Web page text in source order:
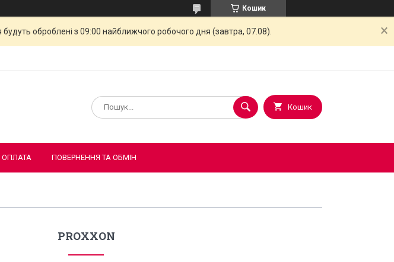
Кошик
оброблені з 09:00 найближчого робочого дня (завтра, 07.08).
Кошик
ОПЛАТА ПОВЕРНЕННЯ ТА ОБМІН
PROXXON